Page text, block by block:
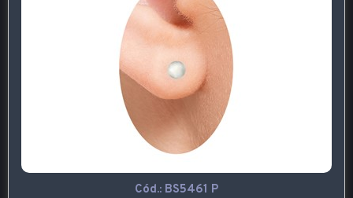
Cód.: BS5461 P